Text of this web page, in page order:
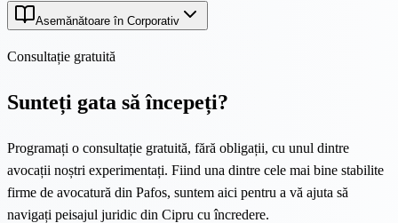
Asemănătoare în Corporativ
Consultație gratuită
Sunteți gata să începeți?
Programați o consultație gratuită, fără obligații, cu unul dintre
avocații noștri experimentați. Fiind una dintre cele mai bine stabilite
firme de avocatură din Pafos, suntem aici pentru a vă ajuta să
navigați peisajul juridic din Cipru cu încredere.